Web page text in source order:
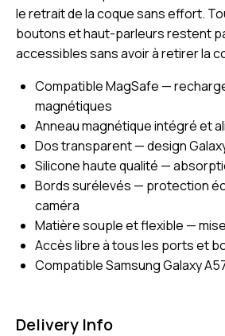
le retrait de la coque sans effort.
boutons et haut-parleurs restent
accessibles sans avoir à retirer la
Compatible MagSafe —
magnétiques
Anneau magnétique intégré et
Dos transparent — design
Silicone haute qualité —
Bords surélevés — protection
caméra
Matière souple et flexible —
Accès libre à tous les ports et
Compatible Samsung Galaxy
Delivery Info